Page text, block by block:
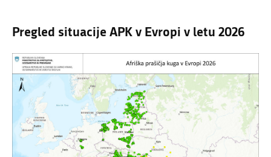
Pregled situacije APK v Evropi v letu 2026